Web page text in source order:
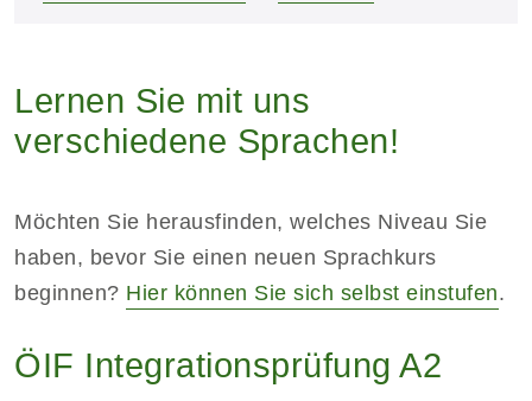
Lernen Sie mit uns
verschiedene Sprachen!
Möchten Sie herausfinden, welches Niveau Sie
haben, bevor Sie einen neuen Sprachkurs
beginnen? Hier können Sie sich selbst einstufen.
ÖIF Integrationsprüfung A2